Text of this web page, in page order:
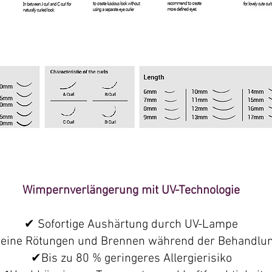
Wimpernverlängerung mit UV-Technologie
✔ Sofortige Aushärtung durch UV-Lampe
Rötungen und Brennen während der
✔Bis zu 80 % geringeres Allergierisiko